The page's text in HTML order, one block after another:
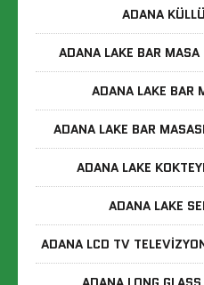
ADANA
ADANA LAKE BAR
ADANA LAKE BAR
ADANA LAKE BAR
ADANA LAKE
ADANA LAKE
ADANA LCD TV